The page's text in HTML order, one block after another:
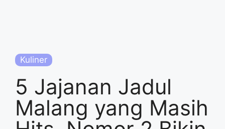
Kuliner
5 Jajanan Jadul
Malang yang Masih